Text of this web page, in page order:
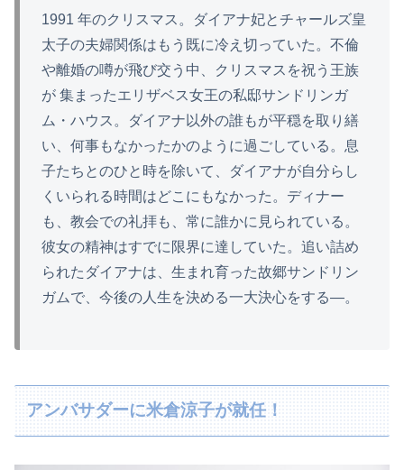
1991 年のクリスマス。ダイアナ妃とチャールズ皇
太子の夫婦関係はもう既に冷え切っていた。不倫
や離婚の噂が飛び交う中、クリスマスを祝う王族
が 集まったエリザベス女王の私邸サンドリンガ
ム・ハウス。ダイアナ以外の誰もが平穏を取り繕
い、何事もなかったかのように過ごしている。息
子たちとのひと時を除いて、ダイアナが自分らし
くいられる時間はどこにもなかった。ディナー
も、教会での礼拝も、常に誰かに見られている。
彼女の精神はすでに限界に達していた。追い詰め
られたダイアナは、生まれ育った故郷サンドリン
ガムで、今後の人生を決める一大決心をする―。
アンバサダーに米倉涼子が就任！